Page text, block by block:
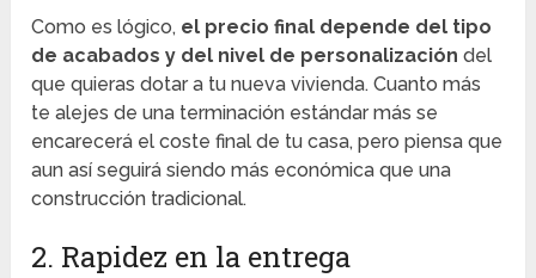
Como es lógico, el precio final depende del tipo
de acabados y del nivel de personalización del
que quieras dotar a tu nueva vivienda. Cuanto más
te alejes de una terminación estándar más se
encarecerá el coste final de tu casa, pero piensa que
aun así seguirá siendo más económica que una
construcción tradicional.
2. Rapidez en la entrega